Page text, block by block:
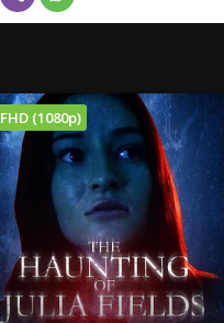
FHD (1080p)